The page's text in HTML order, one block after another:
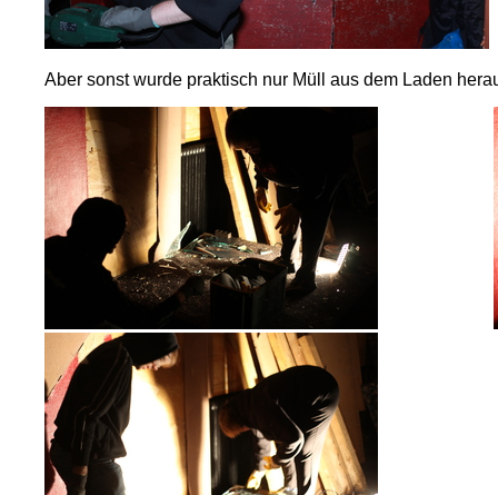
Aber sonst wurde praktisch nur Müll aus dem Laden